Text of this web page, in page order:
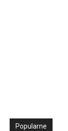
Popularne